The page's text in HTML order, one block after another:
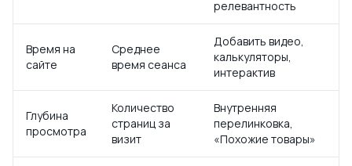
релевантность
Время на
сайте
Среднее
время сеанса
Добавить видео,
калькуляторы,
интерактив
Глубина
просмотра
Количество
страниц за
визит
Внутренняя
перелинковка,
«Похожие товары»